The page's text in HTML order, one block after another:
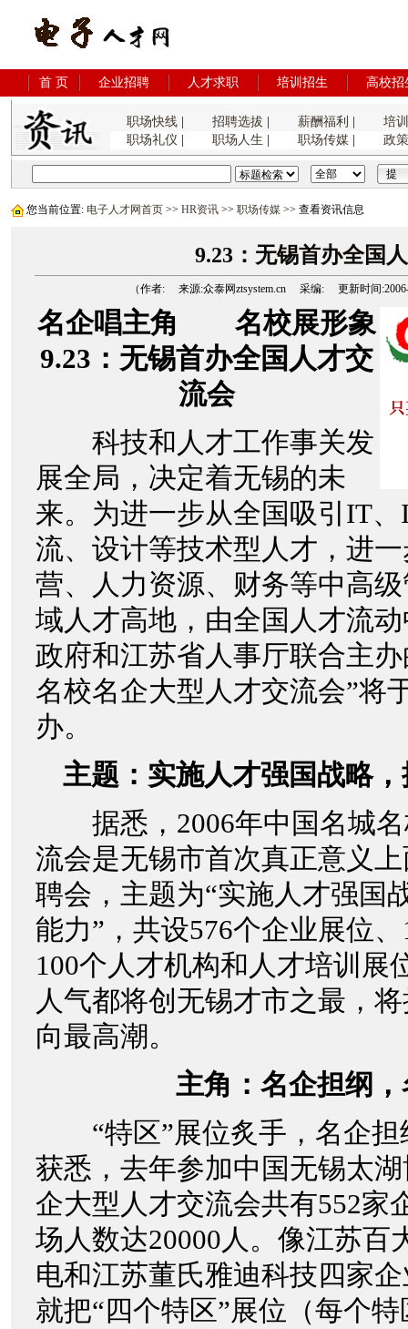
首 页 企业招聘 人才求职 培训招生 高校招
职场快线| 招聘选拔 薪酬福利
培
职场礼仪
职场人生 职场传媒| 政
您当前位置: 电子人才网首页 >> HR资讯 >> 职场传媒 >> 查看资讯信息
9.23：无锡首办全国
（作者: 来源:众泰网ztsystem.cn 采编: 更新时间:2006-
名企唱主角 名校展形象
9.23：无锡首办全国人才交
流会
科技和人才工作事关发
展全局，决定着无锡的未
来。为进一步从全国吸引IT
流、设计等技术型人才，进
营、人力资源、财务等中高
域人才高地，由全国人才流
政府和江苏省人事厅联合主
名校名企大型人才交流会”将
办。
主题：实施人才强国战略
据悉，2006年中国名城名
流会是无锡市首次真正意义
聘会，主题为“实施人才强国
能力”，共设576个企业展位
100个人才机构和人才培训展
人气都将创无锡才市之最，
向最高潮。
主角：名企担纲
“特区”展位炙手，名企担
获悉，去年参加中国无锡太
企大型人才交流会共有552家
场人数达20000人。像江苏百
电和江苏董氏雅迪科技四家
就把“四个特区”展位（每个